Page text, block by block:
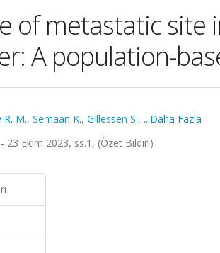
of metastatic
A population-
R. M., Semaan K., Gillessen S., ...Daha Fazla
23 Ekim 2023, ss.1, (Özet Bildiri)